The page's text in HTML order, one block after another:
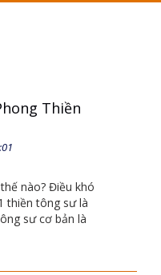
Thiền
nào? Điều khó
thiền tông sư là
sư cơ bản là